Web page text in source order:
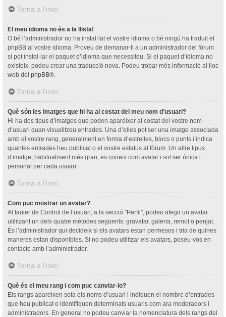
Torna a l’inici
El meu idioma no és a la llista!
O bé l’administrador no ha instal·lat el vostre idioma o bé ningú ha traduït el
phpBB al vostre idioma. Proveu de demanar-li a un administrador del fòrum
si pot instal·lar el paquet d’idioma que necessiteu. Si el paquet d’idioma no
existeix, podeu crear una traducció nova. Podeu trobar més informació al lloc
web del phpBB®.
Torna a l’inici
Què són les imatges que hi ha al costat del meu nom d’usuari?
Hi ha dos tipus d’imatges que poden aparèixer al costat del vostre nom
d’usuari quan visualitzeu entrades. Una d’elles pot ser una imatge associada
amb el vostre rang, generalment en forma d’estrelles, blocs o punts i indica
quantes entrades heu publicat o el vostre estatus al fòrum. Un altre tipus
d’imatge, habitualment més gran, es coneix com avatar i sol ser única i
personal per cada usuari.
Torna a l’inici
Com puc mostrar un avatar?
Al tauler de Control de l’usuari, a la secció "Perfil", podeu afegir un avatar
utilitzant un dels quatre mètodes següents: gravatar, galeria, remot o penjat.
És l’administrador qui decideix si els avatars estan permesos i tria de quines
maneres estan disponibles. Si no podeu utilitzar els avatars, poseu-vos en
contacte amb l’administrador.
Torna a l’inici
Què és el meu rang i com puc canviar-lo?
Els rangs apareixen sota els noms d’usuari i indiquen el nombre d’entrades
que heu publicat o identifiquen determinats usuaris com ara moderadors i
administradors. En general no podeu canviar la nomenclatura dels rangs del